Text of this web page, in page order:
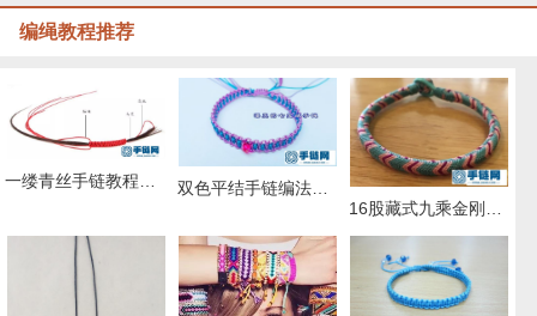
编绳教程推荐
双色平结手链编法图解，附平结手链收尾方法